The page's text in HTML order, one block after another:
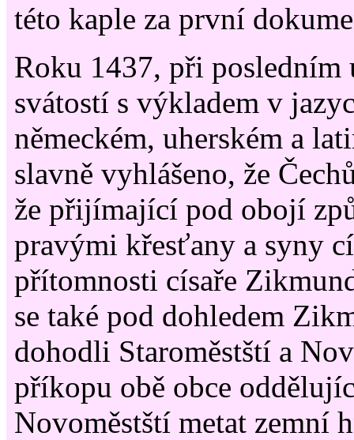
této kaple za první
Roku 1437, při posledním
svátostí s výkladem v
německém, uherském a
slavně vyhlášeno, že
že přijímající pod obojí
pravými křesťany a syny
přítomnosti císaře
se také pod dohledem
dohodli Staroměstští a
příkopu obě obce
Novoměstští metat zemní